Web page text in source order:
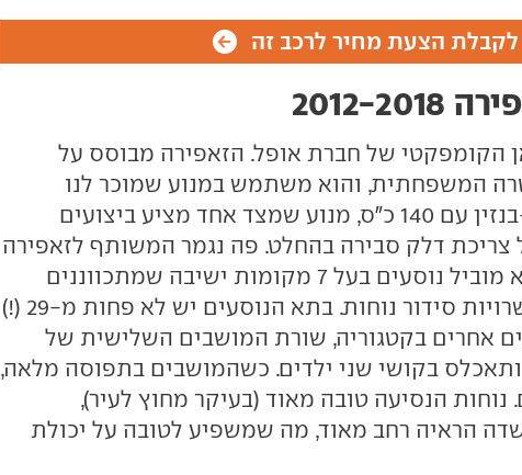
לקבלת הצעת מחיר לרכב זה
הקומפקטי של חברת אופל. הזאפירה מבוסס על
המשפחתית, והוא משתמש במנוע שמוכר לנו
מהאסטרה: 1.4 ליטר טורבו-בנזין עם 140 כ"ס, מנוע שמצד אחד מציע ביצועים
צריכת דלק סבירה בהחלט. פה נגמר המשותף לזאפירה
מוביל נוסעים בעל
7 מקומות ישיבה שמתכווננים
עצמאית, ויוצרים המון אפשרויות סידור נוחות. בתא הנוסעים יש לא פחות מ-29 (!)
אחרים בקטגוריה, שורת המושבים השלישית של
בקושי שני ילדים. כשהמושבים בתפוסה מלאה,
הנסיעה טובה מאוד (בעיקר מחוץ לעיר),
הראיה רחב מאוד, מה שמשפיע לטובה על יכולת